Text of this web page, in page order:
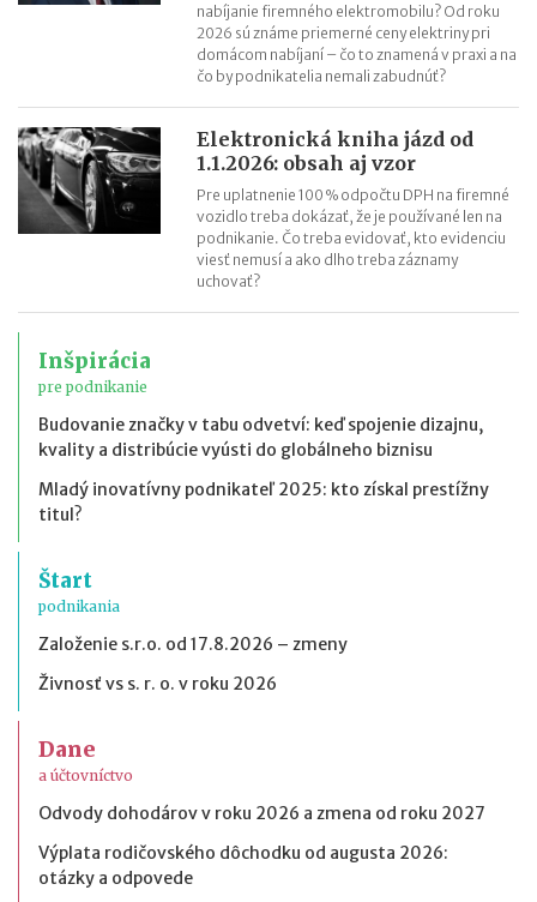
nabíjanie firemného elektromobilu? Od roku
2026 sú známe priemerné ceny elektriny pri
domácom nabíjaní – čo to znamená v praxi a na
čo by podnikatelia nemali zabudnúť?
Elektronická kniha jázd od
1.1.2026: obsah aj vzor
Pre uplatnenie 100 % odpočtu DPH na firemné
vozidlo treba dokázať, že je používané len na
podnikanie. Čo treba evidovať, kto evidenciu
viesť nemusí a ako dlho treba záznamy
uchovať?
Inšpirácia
pre podnikanie
Budovanie značky v tabu odvetví: keď spojenie dizajnu,
kvality a distribúcie vyústi do globálneho biznisu
Mladý inovatívny podnikateľ 2025: kto získal prestížny
titul?
Štart
podnikania
Založenie s.r.o. od 17.8.2026 – zmeny
Živnosť vs s. r. o. v roku 2026
Dane
a účtovníctvo
Odvody dohodárov v roku 2026 a zmena od roku 2027
Výplata rodičovského dôchodku od augusta 2026:
otázky a odpovede